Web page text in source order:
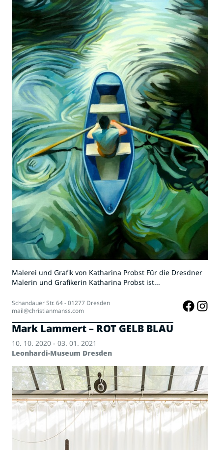
Malerei und Grafik von Katharina Probst Für die Dresdner
Malerin und Grafikerin Katharina Probst ist...
Schandauer Str. 64 - 01277 Dresden
mail@christianmanss.com
Mark Lammert – ROT GELB BLAU
10. 10. 2020 - 03. 01. 2021
Leonhardi-Museum Dresden